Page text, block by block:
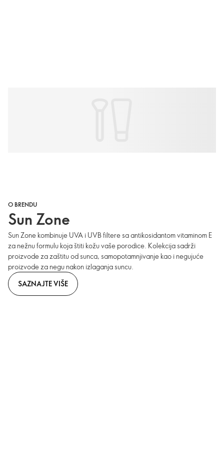
O BRENDU
Sun Zone
Sun Zone kombinuje UVA i UVB filtere sa antikosidantom vitaminom E
za nežnu formulu koja štiti kožu vaše porodice. Kolekcija sadrži
proizvode za zaštitu od sunca, samopotamnjivanje kao i negujuće
proizvode za negu nakon izlaganja suncu.
SAZNAJTE VIŠE